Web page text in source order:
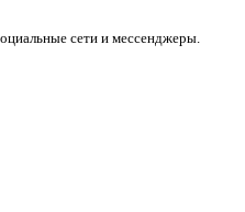
сети и мессенджеры.